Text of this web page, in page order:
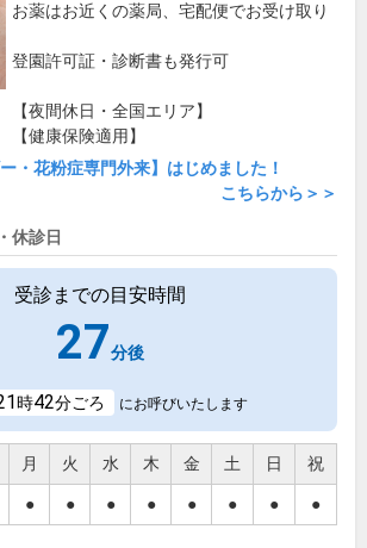
お薬はお近くの薬局、宅配便でお受け取り
登園許可証・診断書も発行可
【夜間休日・全国エリア】
【健康保険適用】
ー・花粉症専門外来】はじめました！
こちらから＞＞
休診日
受診までの目安時間
27分後
時42分ごろ にお呼びいたします
月 火 水 木 金 土 日 祝
● ● ● ● ● ● ● ●